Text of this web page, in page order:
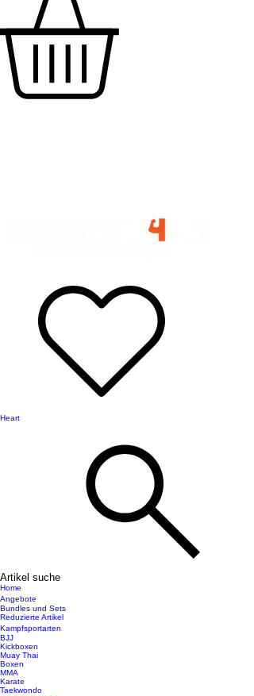
Heart
Artikel suche
Home
Angebote
Bundles und Sets
Reduzierte Artikel
Kampfsportarten
BJJ
Kickboxen
Muay Thai
Boxen
MMA
Karate
Taekwondo